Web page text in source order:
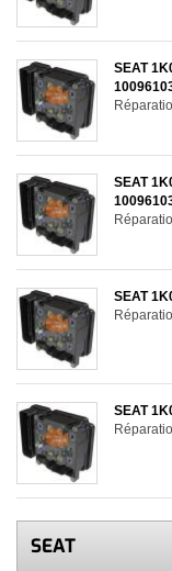
SEAT
SEAT
SEAT
SEAT
SEAT